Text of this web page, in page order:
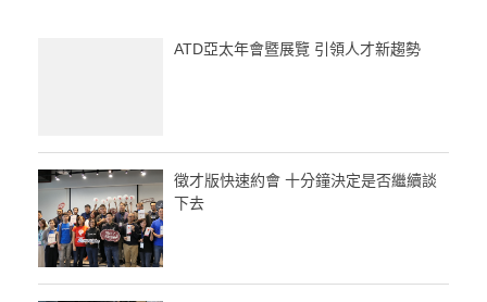
ATD亞太年會暨展覽 引領人才新趨勢
徵才版快速約會 十分鐘決定是否繼續談
下去